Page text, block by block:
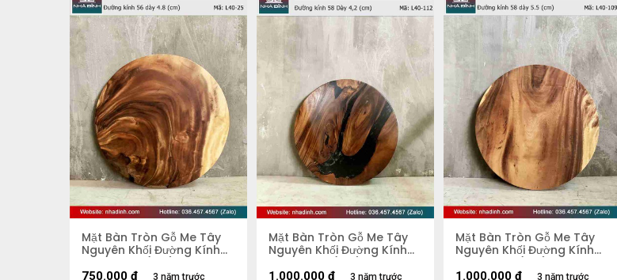
Mặt Bàn Tròn Gỗ Me Tây
Nguyên Khối Đường Kính
56 Dày 4,8 (cm)
3 năm trước
750.000 ₫
Mặt Bàn Tròn Gỗ Me Tây
Nguyên Khối Đường Kính
58 Dày 4,2 (cm)
3 năm trước
1.000.000 ₫
Mặt Bàn Tròn Gỗ Me Tây
Nguyên Khối Đường Kính
58 Dày 5,5 (cm)
3 năm trước
1.000.000 ₫